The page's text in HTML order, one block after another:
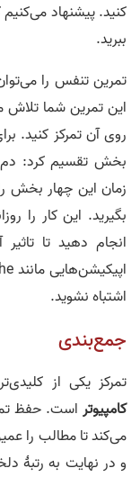
کنید. پیشنهاد
ببرید.
تمرین تنفس را
این تمرین شما
روی آن تمرکز کنید.
بخش تقسیم کرد:
انجام دهید تا
اشتباه نشوید.
جمع‌بندی
تمرکز یکی از
کامپیوتر است. حفظ
می‌کند تا مطالب را
و در نهایت به رتبهٔ